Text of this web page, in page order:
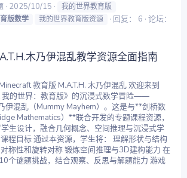
2025/10/15
我的世界教育版
版数学
我的世界教育版资源 回复： 6 论坛：
木乃伊混乱教学资源全面指南
教育版 M.A.T.H. 木乃伊混乱 欢迎来到
我的世界：教育版》的沉浸式数学冒险——
伊混乱（Mummy Mayhem）。这是与**剑桥数
Mathematics）**联合开发的专题课程资源，
生设计，融合几何概念、空间推理与沉浸式学
程目标 通过本资源，学生将： 理解形状与结构
称性和旋转对称 锻炼空间推理与3D建构能力 在
个谜题挑战，结合观察、反思与解题能力 游戏